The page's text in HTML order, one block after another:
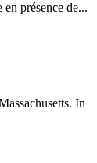
présence de...
In